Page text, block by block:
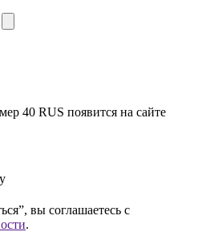
40 RUS появится на сайте
вы соглашаетесь с
.